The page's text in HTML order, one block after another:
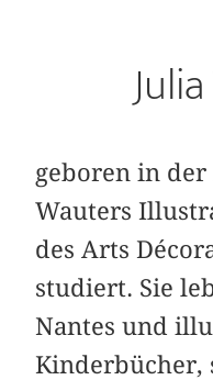
geboren in
Wauters
des Arts
studiert. Sie
Nantes und
Kinderbücher,